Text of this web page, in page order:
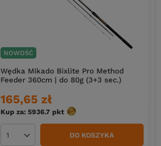
NOWOŚĆ
Wędka Mikado Bixlite Pro Method
Feeder 360cm | do 80g (3+3 sec.)
165,65 zł
Kup za: 5936.7 pktpunktów
Ilość produktów DO KOSZYKA